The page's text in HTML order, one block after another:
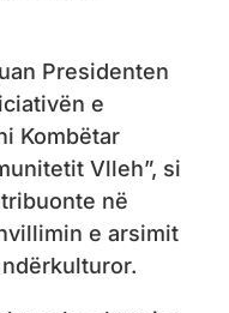
Presidenten
e
Kombëtar
Vlleh”, si
në
e arsimit